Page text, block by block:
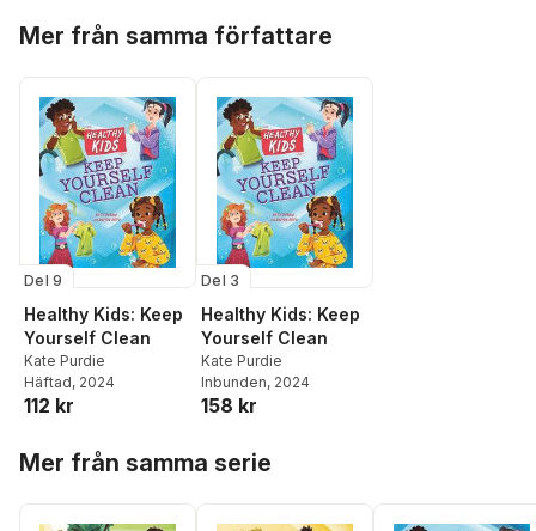
Mer från samma författare
Del 9
Healthy Kids: Keep
Yourself Clean
Kate Purdie
Häftad, 2024
112 kr
Del 3
Healthy Kids: Keep
Yourself Clean
Kate Purdie
Inbunden, 2024
158 kr
Mer från samma serie